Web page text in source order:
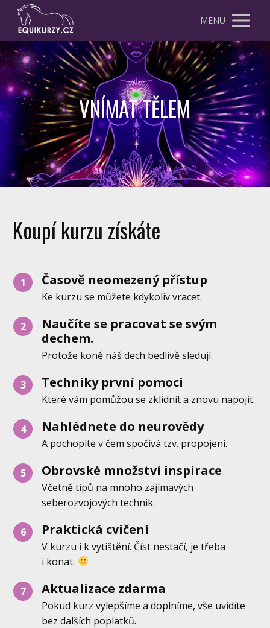
MENU
VNÍMAT TĚLEM
Koupí kurzu získáte
1 Časově neomezený přístup
Ke kurzu se můžete kdykoliv vracet.
2
Naučíte se pracovat se svým
dechem.
Protože koně náš dech bedlivě sledují.
3 Techniky první pomoci
Které vám pomůžou se zklidnit a znovu napojit.
4 Nahlédnete do neurovědy
A pochopíte v čem spočívá tzv. propojení.
5 Obrovské množství inspirace
Včetně tipů na mnoho zajímavých
seberozvojových technik.
6 Praktická cvičení
V kurzu i k vytištění. Číst nestačí, je třeba
i konat.
7 Aktualizace zdarma
Pokud kurz vylepšíme a doplníme, vše uvidíte
bez dalších poplatků.